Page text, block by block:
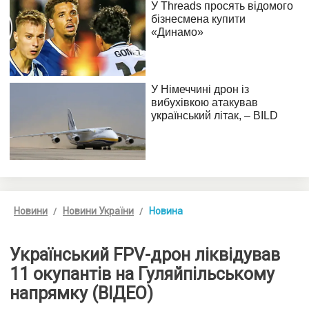
Новини Новини України Новина
Український FPV-дрон ліквідував
11 окупантів на Гуляйпільському
напрямку (ВІДЕО)